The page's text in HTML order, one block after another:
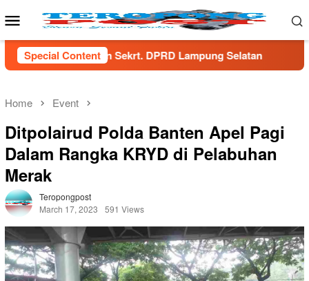
to
Mobile
Menu
Special Content
DPRD Lampung Selatan Menaker Yassierli Dorong
Home Event
Ditpolairud Polda Banten Apel Pagi
Dalam Rangka KRYD di Pelabuhan
Merak
Teropongpost
March 17, 2023
591 Views